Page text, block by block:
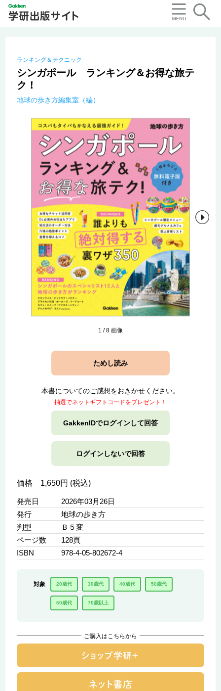
ランキング＆テクニック
シンガポール ランキング＆お得な旅テ
ク！
地球の歩き方編集室（編）
1 /8画像
ためし読み
本書についてのご感想をおきかせください。
抽選でネットギフトコードをプレゼント！
GakkenIDでログインして回答
ログインしないで回答
価格 1,650円 (税込)
発売日
2026年03月26日
発行
地球の歩き方
判型
Ｂ５変
ページ数
128頁
ISBN
978-4-05-802672-4
対象 20歳代 30歳代 40歳代 50歳代
60歳代 70歳以上
ご購入はこちらから